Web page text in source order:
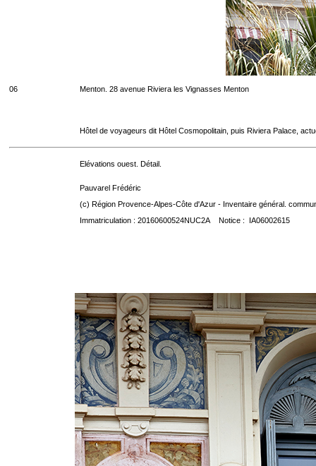
06 Menton. 28 avenue Riviera les Vignasses Menton
Hôtel de voyageurs dit Hôtel Cosmopolitain, puis Riviera Palace,
Elévations ouest. Détail.
Pauvarel Frédéric
(c) Région Provence-Alpes-Côte d'Azur - Inventaire général.
Immatriculation : 20160600524NUC2A Notice : IA06002615